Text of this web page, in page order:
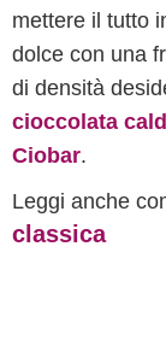
mettere il tutto
dolce con una
di densità
cioccolata
Ciobar.
Leggi anche
classica